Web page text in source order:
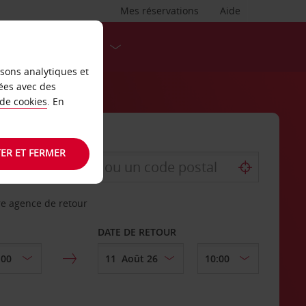
Aide
Mes réservations
agence de retour
DATE DE RETOUR
analytiques et
avec des
cookies. En
ET FERMER